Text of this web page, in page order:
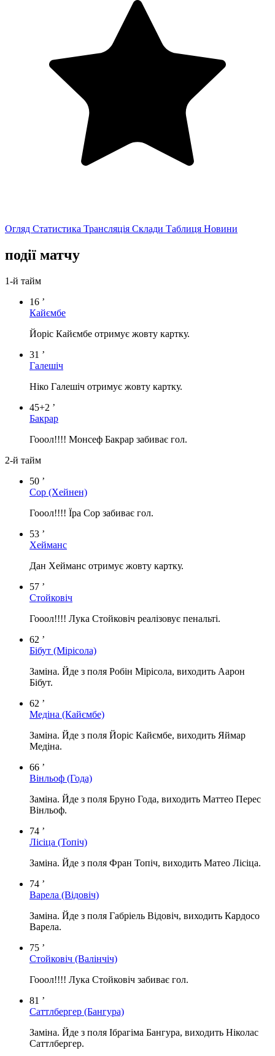
Огляд Статистика Трансляція Склади Таблиця Новини
події матчу
1-й тайм
16 ’
Кайємбе
Йоріс Кайємбе отримує жовту картку.
31 ’
Галешіч
Ніко Галешіч отримує жовту картку.
45+2 ’
Бакрар
Гооол!!!! Монсеф Бакрар забиває гол.
2-й тайм
50 ’
Сор (Хейнен)
Гооол!!!! Їра Сор забиває гол.
53 ’
Хейманс
Дан Хейманс отримує жовту картку.
57 ’
Стойковіч
Гооол!!!! Лука Стойковіч реалізовує пенальті.
62 ’
Бібут (Мірісола)
Заміна. Йде з поля Робін Мірісола, виходить Аарон
Бібут.
62 ’
Медіна (Кайємбе)
Заміна. Йде з поля Йоріс Кайємбе, виходить Яймар
Медіна.
66 ’
Вінльоф (Года)
Заміна. Йде з поля Бруно Года, виходить Маттео Перес
Вінльоф.
74 ’
Лісіца (Топіч)
Заміна. Йде з поля Фран Топіч, виходить Матео Лісіца.
74 ’
Варела (Відовіч)
Заміна. Йде з поля Габріель Відовіч, виходить Кардосо
Варела.
75 ’
Стойковіч (Валінчіч)
Гооол!!!! Лука Стойковіч забиває гол.
81 ’
Саттлбергер (Бангура)
Заміна. Йде з поля Ібрагіма Бангура, виходить Ніколас
Саттлбергер.